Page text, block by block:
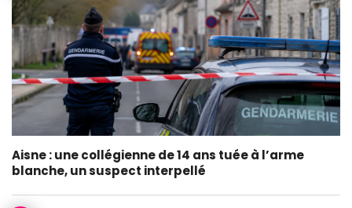
Aisne : une collégienne de 14 ans tuée à l’arme
blanche, un suspect interpellé